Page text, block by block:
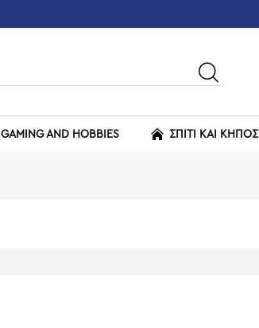
GAMING AND HOBBIES ΣΠΙΤΙ ΚΑΙ ΚΗΠΟΣ